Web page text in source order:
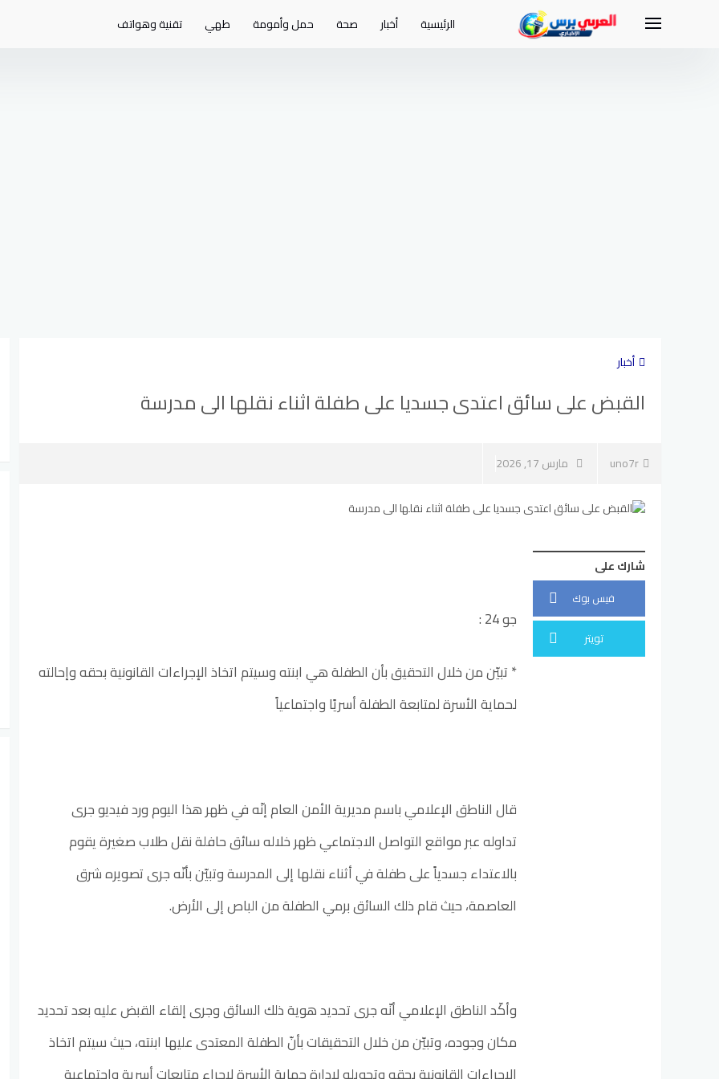
الرئيسية أخبار صحة حمل وأمومة طهي تقنية وهواتف
أخبار
القبض على سائق اعتدى جسديا على طفلة اثناء نقلها الى مدرسة
uno7r مارس 17, 2026
شارك على
فيس بوك
تويتر
جو 24 :
* تبيّن من خلال التحقيق بأن الطفلة هي ابنته وسيتم اتخاذ الإجراءات القانونية بحقه وإحالته
لحماية الأسرة لمتابعة الطفلة أسريًا واجتماعياً
قال الناطق الإعلامي باسم مديرية الأمن العام إنّه في ظهر هذا اليوم ورد فيديو جرى
تداوله عبر مواقع التواصل الاجتماعي ظهر خلاله سائق حافلة نقل طلاب صغيرة يقوم
بالاعتداء جسدياً على طفلة في أثناء نقلها إلى المدرسة وتبيّن بأنّه جرى تصويره شرق
العاصمة، حيث قام ذلك السائق برمي الطفلة من الباص إلى الأرض.
وأكّد الناطق الإعلامي أنّه جرى تحديد هوية ذلك السائق وجرى إلقاء القبض عليه بعد تحديد
مكان وجوده، وتبيّن من خلال التحقيقات بأنّ الطفلة المعتدى عليها ابنته، حيث سيتم اتخاذ